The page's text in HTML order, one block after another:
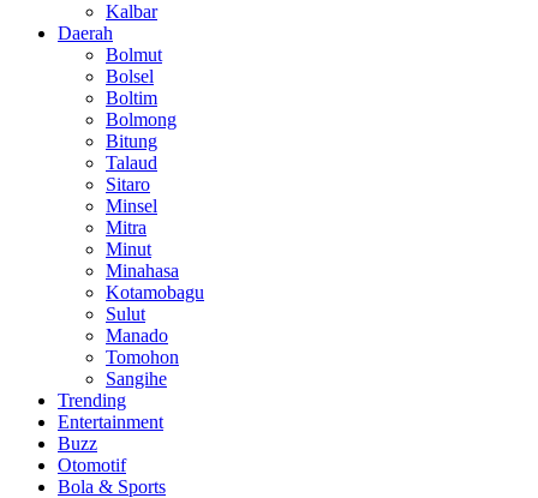
Kalbar
Daerah
Bolmut
Bolsel
Boltim
Bolmong
Bitung
Talaud
Sitaro
Minsel
Mitra
Minut
Minahasa
Kotamobagu
Sulut
Manado
Tomohon
Sangihe
Trending
Entertainment
Buzz
Otomotif
Bola & Sports